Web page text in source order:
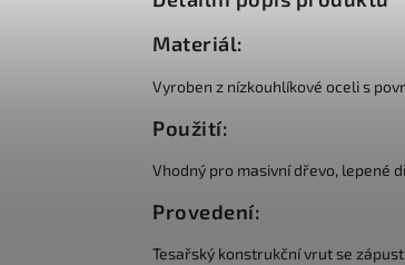
Materiál:
Vyroben z nízkouhlíkové oceli s
Použití:
Vhodný pro masivní dřevo, lepené
Provedení:
Tesařský konstrukční vrut se